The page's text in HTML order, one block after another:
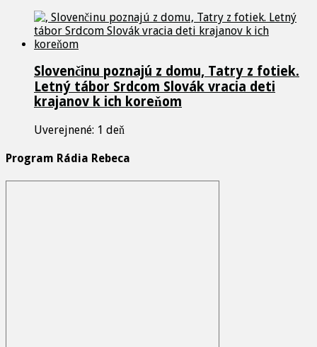
Slovenčinu poznajú z domu, Tatry z fotiek.
Letný tábor Srdcom Slovák vracia deti
krajanov k ich koreňom
Uverejnené: 1 deň
Program Rádia Rebeca